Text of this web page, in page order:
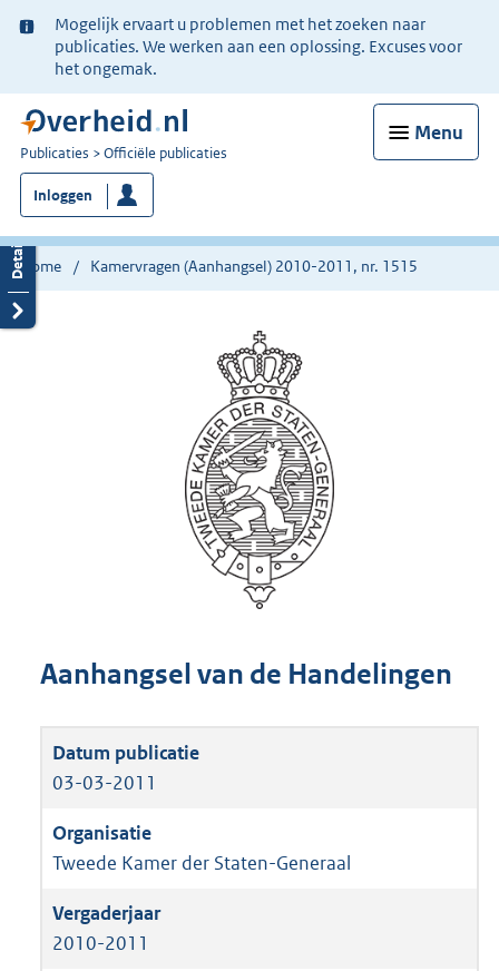
Ter
informatie:
Mogelijk ervaart u problemen met het zoeken naar
publicaties. We werken aan een oplossing. Excuses voor
het ongemak.
Menu
U
bent
nu
hier:
Publicaties Officiële publicaties
Inloggen
Home Kamervragen (Aanhangsel) 2010-2011, nr. 1515
Aanhangsel van de Handelingen
03-03-2011
Tweede Kamer der Staten-Generaal
2010-2011